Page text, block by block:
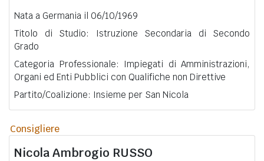
Nata a Germania il 06/10/1969
Titolo di Studio: Istruzione Secondaria di Secondo
Grado
Categoria Professionale: Impiegati di Amministrazioni,
Organi ed Enti Pubblici con Qualifiche non Direttive
Partito/Coalizione: Insieme per San Nicola
Consigliere
Nicola Ambrogio RUSSO